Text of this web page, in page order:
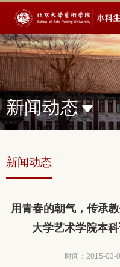
新闻动态
新闻动态
用青春的朝气，传承
大学艺术学院本
时间：2015-03-